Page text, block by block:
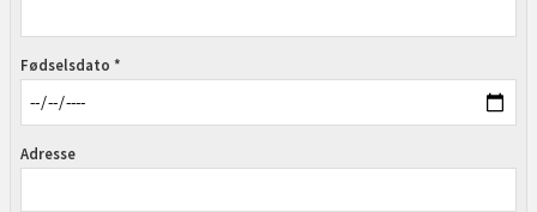
Fødselsdato *
Adresse